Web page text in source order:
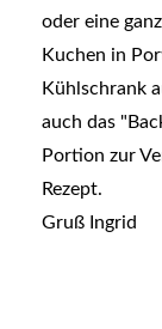
oder eine
Kuchen in
Kühlschrank
auch das
Portion zur
Rezept.
Gruß Ingrid